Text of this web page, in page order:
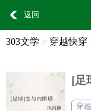
返回
303文学 > 穿越快穿
[足
穿